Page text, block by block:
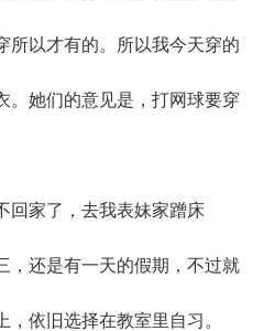
所以才有的。所以我今天穿的
。她们的意见是，打网球要穿
家了，去我表妹家蹭床
，还是有一天的假期，不过就
，依旧选择在教室里自习。